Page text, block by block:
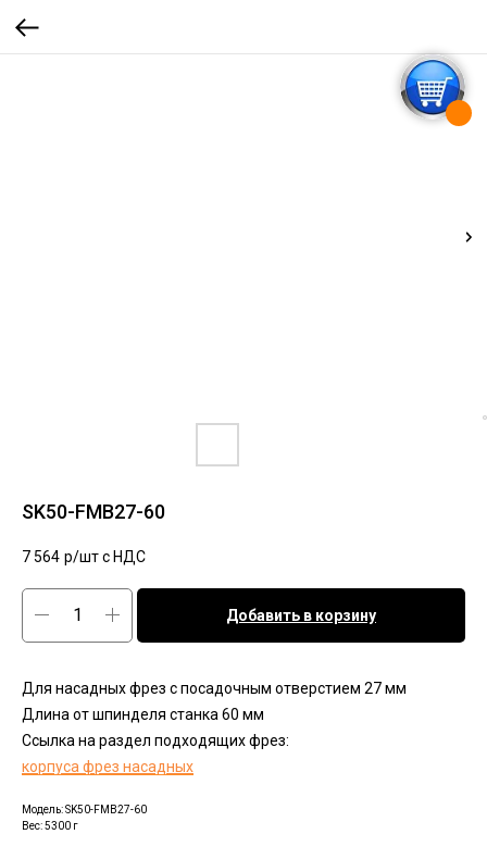
SK50-FMB27-60
7 564 р/шт c НДС
Добавить в корзину
Для насадных фрез с посадочным отверстием 27 мм
Длина от шпинделя станка 60 мм
Ссылка на раздел подходящих фрез:
корпуса фрез насадных
Модель: SK50-FMB27-60
Вес: 5300 г